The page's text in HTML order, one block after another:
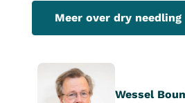
Meer over dry needling
Wessel